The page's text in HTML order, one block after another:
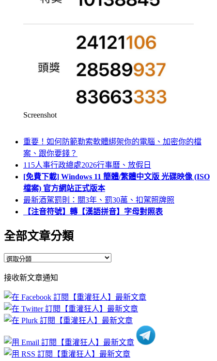
Screenshot
重要！如何防範勒索軟體綁架你的電腦、加密你的檔
案、跟你要錢？
115人事行政總處2026行事曆、放假日
[免費下載] Windows 11 簡體/繁體中文版 光碟映像 (ISO
檔案) 官方網站正式版本
最新酒駕罰則：關3年、罰30萬、扣駕照牌照
【注音符號】轉【漢語拼音】字母對照表
全部文章分類
全
文
章
分
類
接收新文章通知